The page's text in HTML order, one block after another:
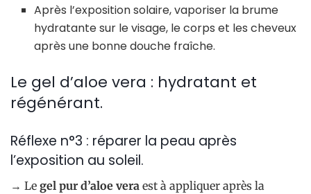
Après l’exposition solaire, vaporiser la brume
hydratante sur le visage, le corps et les cheveux
après une bonne douche fraîche.
Le gel d’aloe vera : hydratant et
régénérant.
Réflexe n°3 : réparer la peau après
l’exposition au soleil.
→ Le gel pur d’aloe vera est à appliquer après la